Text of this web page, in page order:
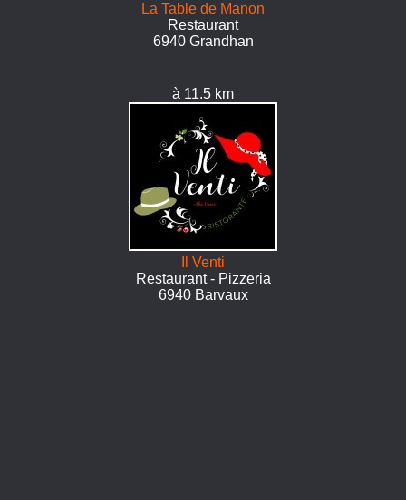
La Table de Manon
Restaurant
6940 Grandhan
à 11.5 km
Il Venti
Restaurant - Pizzeria
6940 Barvaux